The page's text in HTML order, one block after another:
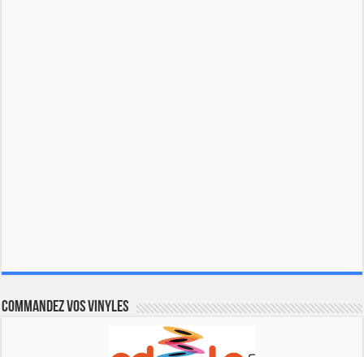
Commandez vos vinyles